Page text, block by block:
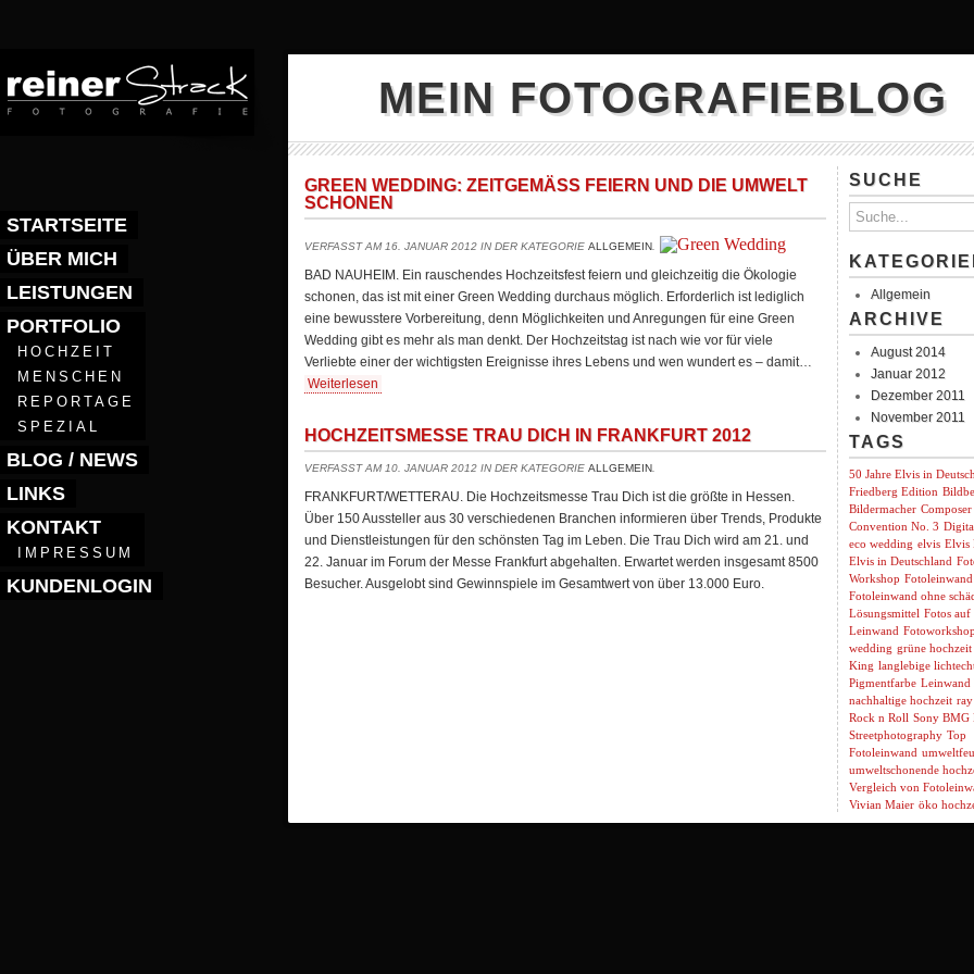
STARTSEITE
ÜBER MICH
LEISTUNGEN
PORTFOLIO
HOCHZEIT
MENSCHEN
REPORTAGE
SPEZIAL
BLOG / NEWS
LINKS
KONTAKT
IMPRESSUM
KUNDENLOGIN
MEIN FOTOGRAFIEBLOG
GREEN WEDDING: ZEITGEMÄSS FEIERN UND DIE UMWELT S
CHONEN
VERFASST AM 16. JANUAR 2012 IN DER KATEGORIE ALLGEMEIN
BAD NAUHEIM. Ein rauschendes Hochzeitsfest feiern und gleichzeitig die Ökologie
schonen, das ist mit einer Green Wedding durchaus möglich. Erforderlich ist lediglich
eine bewusstere Vorbereitung, denn Möglichkeiten und Anregungen für eine Green
Wedding gibt es mehr als man denkt. Der Hochzeitstag ist nach wie vor für viele
Verliebte einer der wichtigsten Ereignisse ihres Lebens und wen wundert es – damit…
Weiterlesen
HOCHZEITSMESSE TRAU DICH IN FRANKFURT 2012
VERFASST AM 10. JANUAR 2012 IN DER KATEGORIE ALLGEMEIN
FRANKFURT/WETTERAU. Die Hochzeitsmesse Trau Dich ist die größte in Hessen.
Über 150 Aussteller aus 30 verschiedenen Branchen informieren über Trends, Produkte
und Dienstleistungen für den schönsten Tag im Leben. Die Trau Dich wird am 21. und
22. Januar im Forum der Messe Frankfurt abgehalten. Erwartet werden insgesamt 8500
Besucher. Ausgelobt sind Gewinnspiele im Gesamtwert von über 13.000 Euro.
SUCHE
Allgemein
ARCHIVE
August 2014
Januar 2012
Dezember 2011
November 2011
TAGS
50 Jahre Elvis in
Friedberg Edition
Bildermacher Composer
Convention No. 3
eco wedding elvis Elvis
Elvis in Deutschland
Workshop Fotoleinwand
Fotoleinwand ohne
Lösungsmittel Fotos auf
Leinwand Fotoworkshop
wedding grüne hochzeit
King langlebige
Pigmentfarbe Leinwand
nachhaltige hochzeit ray
Rock n Roll Sony BMG
Streetphotography Top
Fotoleinwand
umweltschonende
Vergleich von
Vivian Maier öko